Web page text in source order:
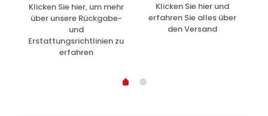
Klicken Sie hier, um mehr
über unsere Rückgabe-
und
Erstattungsrichtlinien zu
erfahren
Klicken Sie hier und
erfahren Sie alles über
den Versand